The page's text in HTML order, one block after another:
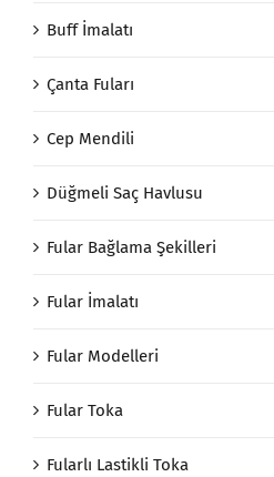
Buff İmalatı
Çanta Fuları
Cep Mendili
Düğmeli Saç Havlusu
Fular Bağlama Şekilleri
Fular İmalatı
Fular Modelleri
Fular Toka
Fularlı Lastikli Toka